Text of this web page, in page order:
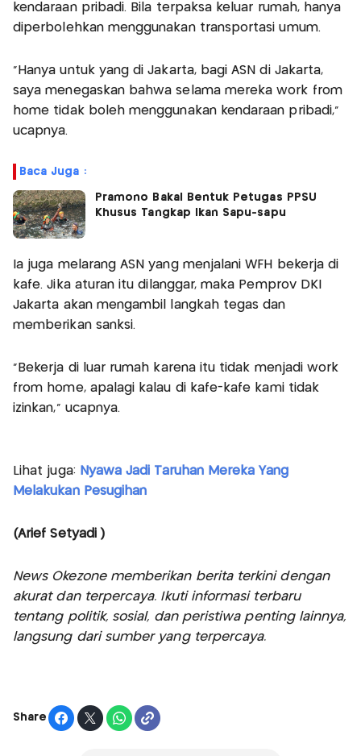
kendaraan pribadi. Bila terpaksa keluar rumah, hanya
diperbolehkan menggunakan transportasi umum.
"Hanya untuk yang di Jakarta, bagi ASN di Jakarta,
saya menegaskan bahwa selama mereka work from
home tidak boleh menggunakan kendaraan pribadi,"
ucapnya.
Baca Juga :
Pramono Bakal Bentuk Petugas PPSU
Khusus Tangkap Ikan Sapu-sapu
Ia juga melarang ASN yang menjalani WFH bekerja di
kafe. Jika aturan itu dilanggar, maka Pemprov DKI
Jakarta akan mengambil langkah tegas dan
memberikan sanksi.
"Bekerja di luar rumah karena itu tidak menjadi work
from home, apalagi kalau di kafe-kafe kami tidak
izinkan," ucapnya.
Lihat juga: Nyawa Jadi Taruhan Mereka Yang
Melakukan Pesugihan
(Arief Setyadi )
News Okezone memberikan berita terkini dengan
akurat dan terpercaya. Ikuti informasi terbaru
tentang politik, sosial, dan peristiwa penting lainnya,
langsung dari sumber yang terpercaya.
Share